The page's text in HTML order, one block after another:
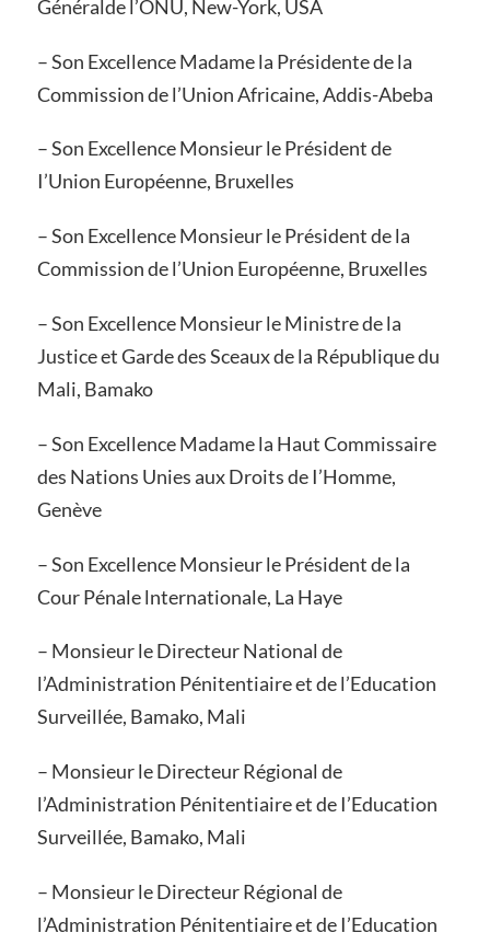
Généralde l’ONU, New-York, USA
– Son Excellence Madame la Présidente de la
Commission de l’Union Africaine, Addis-Abeba
– Son Excellence Monsieur le Président de
I’Union Européenne, Bruxelles
– Son Excellence Monsieur le Président de la
Commission de l’Union Européenne, Bruxelles
– Son Excellence Monsieur le Ministre de la
Justice et Garde des Sceaux de la République du
Mali, Bamako
– Son Excellence Madame la Haut Commissaire
des Nations Unies aux Droits de I’Homme,
Genève
– Son Excellence Monsieur le Président de la
Cour Pénale lnternationale, La Haye
– Monsieur le Directeur National de
l’Administration Pénitentiaire et de l’Education
Surveillée, Bamako, Mali
– Monsieur le Directeur Régional de
l’Administration Pénitentiaire et de I’Education
Surveillée, Bamako, Mali
– Monsieur le Directeur Régional de
l’Administration Pénitentiaire et de I’Education